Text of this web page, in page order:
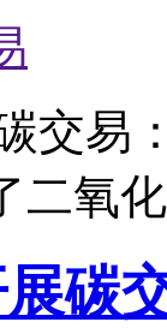
交易
二氧
碳